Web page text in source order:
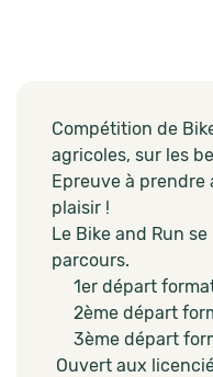
Compétition de
agricoles, sur les
Epreuve à
plaisir !
Le Bike and Run
parcours.
1er départ format
2ème départ
3ème départ
Ouvert aux